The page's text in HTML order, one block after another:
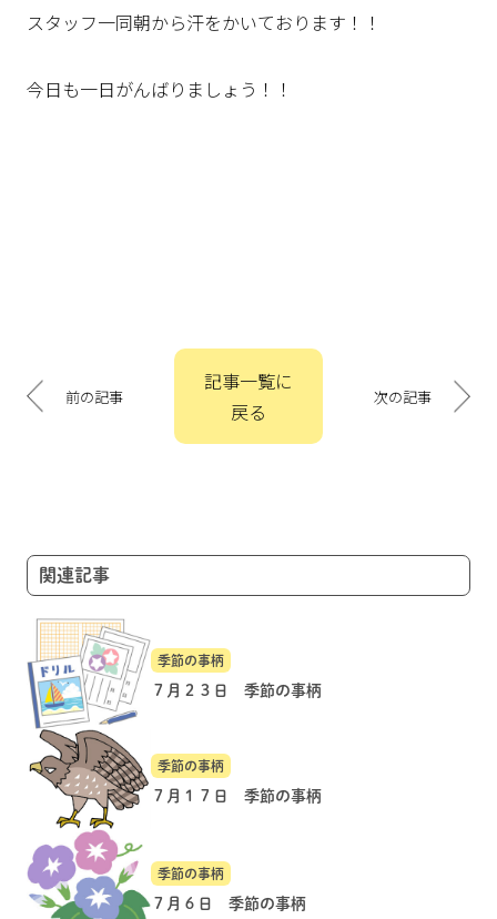
スタッフ一同朝から汗をかいております！！
今日も一日がんばりましょう！！
稿
ナ
ョ
ン
前の記事
記事一覧に
戻る
次の記事
関連記事
季節の事柄
７月２３日 季節の事柄
季節の事柄
７月１７日 季節の事柄
季節の事柄
７月６日 季節の事柄